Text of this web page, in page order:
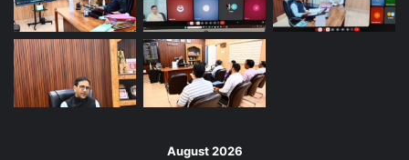
August 2026